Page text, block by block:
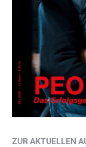
ZUR AKTUELLEN